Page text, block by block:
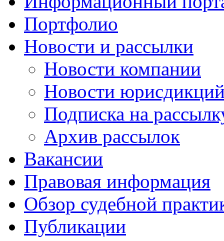
Портфолио
Новости и рассылки
Новости компании
Новости
Подписка на
Архив рассылок
Вакансии
Правовая информация
Обзор судебной
Публикации